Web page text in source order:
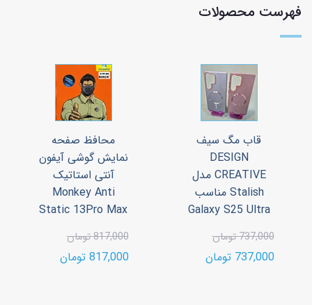
فهرست محصولات
قاب مگ سیف
DESIGN
CREATIVE مدل
Stalish مناسب
Galaxy S25 Ultra
737,000 تومان
737,000 تومان
محافظ صفحه
نمایش گوشی آیفون
آنتی استاتیک
Monkey Anti
Static 13Pro Max
817,000 تومان
817,000 تومان